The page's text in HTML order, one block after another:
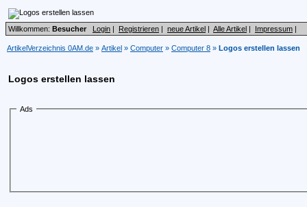
Willkommen: Besucher Login | Registrieren | neue Artikel | Alle Artikel | Impressum |
ArtikelVerzeichnis 0AM.de » Artikel » Computer » Computer 8 » Logos erstellen lassen
Logos erstellen lassen
Ads